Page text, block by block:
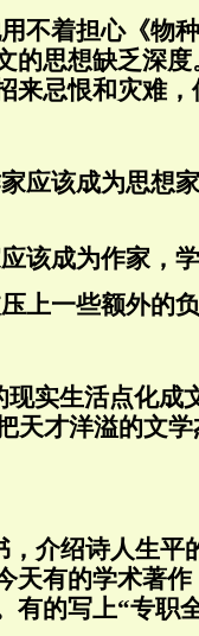
不着担心《物
的思想缺乏深
来忌恨和灾难
应该成为思想
该成为作家，
上一些额外的
实生活点化成
天才洋溢的文
，介绍诗人生平
天有的学术著
有的写上“专职